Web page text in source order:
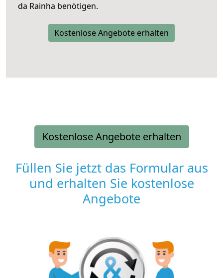
da Rainha benötigen.
Kostenlose Angebote erhalten
Kostenlose Angebote erhalten
Füllen Sie jetzt das Formular aus
und erhalten Sie kostenlose
Angebote